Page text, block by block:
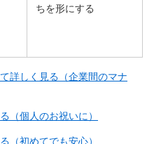
ちを形にする
詳しく見る（企業間のマナ
（個人のお祝いに）
（初めてでも安心）